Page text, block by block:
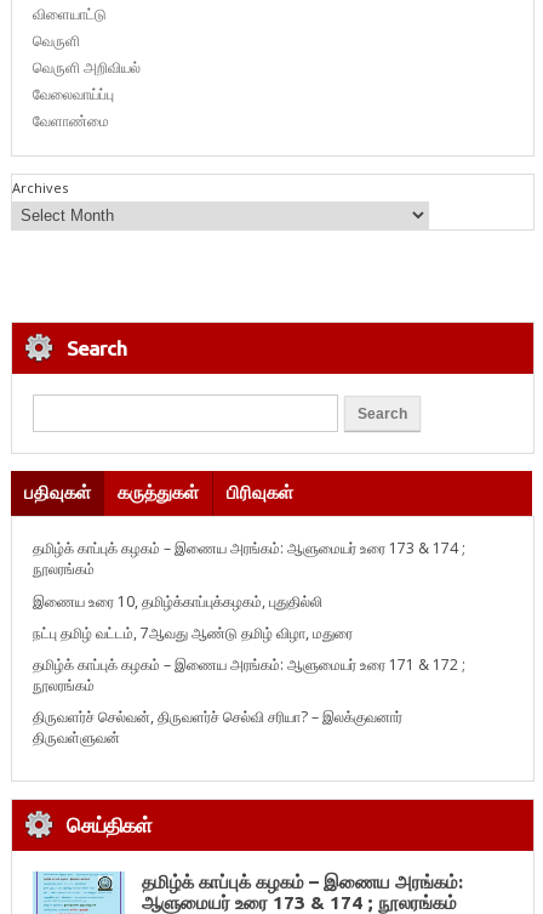
விளையாட்டு
வெருளி
வெருளி அறிவியல்
வேலைவாய்ப்பு
வேளாண்மை
Archives
Search
பதிவுகள் கருத்துகள் பிரிவுகள்
தமிழ்க் காப்புக் கழகம் – இணைய அரங்கம்: ஆளுமையர் உரை 173 & 174 ;
நூலரங்கம்
இணைய உரை 10, தமிழ்க்காப்புக்கழகம், புதுதில்லி
நட்பு தமிழ் வட்டம், 7ஆவது ஆண்டு தமிழ் விழா, மதுரை
தமிழ்க் காப்புக் கழகம் – இணைய அரங்கம்: ஆளுமையர் உரை 171 & 172 ;
நூலரங்கம்
திருவளர்ச் செல்வன், திருவளர்ச் செல்வி சரியா? – இலக்குவனார்
திருவள்ளுவன்
செய்திகள்
தமிழ்க் காப்புக் கழகம் – இணைய அரங்கம்:
ஆளுமையர் உரை 173 & 174 ; நூலரங்கம்